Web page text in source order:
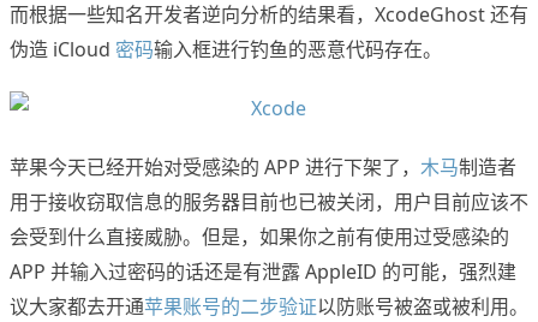
而根据一些知名开发者逆向分析的结果看，XcodeGhost 还有
伪造 iCloud 密码输入框进行钓鱼的恶意代码存在。
苹果今天已经开始对受感染的 APP 进行下架了， 木马制造者
用于接收窃取信息的服务器目前也已被关闭，用户目前应该不
会受到什么直接威胁。但是，如果你之前有使用过受感染的
APP 并输入过密码的话还是有泄露 AppleID 的可能，强烈建
议大家都去开通苹果账号的二步验证以防账号被盗或被利用。